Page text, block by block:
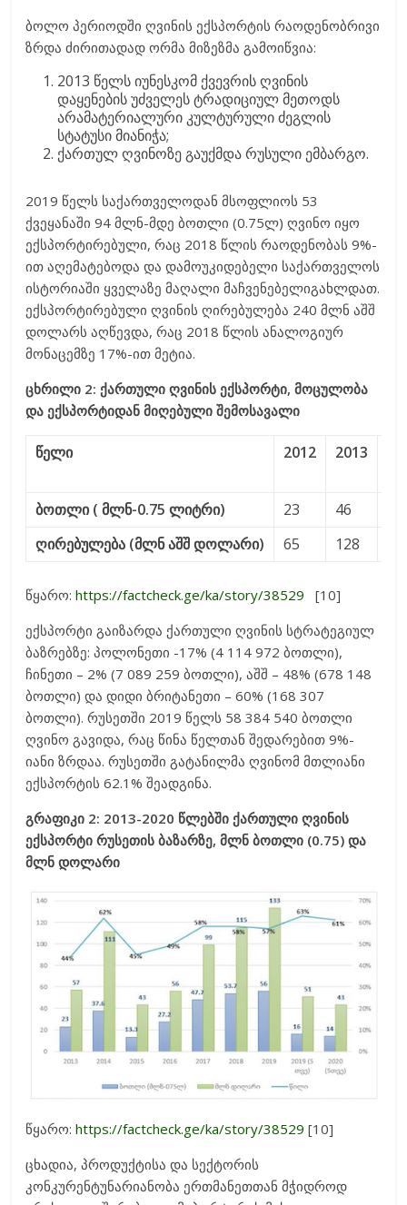
ბოლო პერიოდში ღვინის ექსპორტის რაოდენობრივი
ზრდა ძირითადად ორმა მიზეზმა გამოიწვია:
2013 წელს იუნესკომ ქვევრის ღვინის
დაყენების უძველეს ტრადიციულ მეთოდს
არამატერიალური კულტურული ძეგლის
სტატუსი მიანიჭა;
ქართულ ღვინოზე გაუქმდა რუსული ემბარგო.
2019 წელს საქართველოდან მსოფლიოს 53
ქვეყანაში 94 მლნ-მდე ბოთლი (0.75ლ) ღვინო იყო
ექსპორტირებული, რაც 2018 წლის რაოდენობას 9%-
ით აღემატებოდა და დამოუკიდებელი საქართველოს
ისტორიაში ყველაზე მაღალი მაჩვენებელიგახლდათ.
ექსპორტირებული ღვინის ღირებულება 240 მლნ აშშ
დოლარს აღწევდა, რაც 2018 წლის ანალოგიურ
მონაცემზე 17%-ით მეტია.
ცხრილი 2: ქართული ღვინის ექსპორტი, მოცულობა
და ექსპორტიდან მიღებული შემოსავალი
წელი 2012 2013
ბოთლი(მლნ-0.75ლიტრი) 23 46
ღირებულება (მლნაშშ დოლარი) 65 128
წყარო:https://factcheck.ge/ka/story/38529 [10]
ექსპორტი გაიზარდა ქართული ღვინის სტრატეგიულ
ბაზრებზე: პოლონეთი -17% (4 114 972 ბოთლი),
ჩინეთი – 2% (7 089 259 ბოთლი), აშშ – 48% (678 148
ბოთლი) და დიდი ბრიტანეთი – 60% (168 307
ბოთლი). რუსეთში 2019 წელს 58 384 540 ბოთლი
ღვინო გავიდა, რაც წინა წელთან შედარებით 9%-
იანი ზრდაა. რუსეთში გატანილმა ღვინომ მთლიანი
ექსპორტის 62.1% შეადგინა.
გრაფიკი 2: 2013-2020 წლებში ქართული ღვინის
ექსპორტი რუსეთის ბაზარზე, მლნ ბოთლი (0.75) და
მლნ დოლარი
წყარო:https://factcheck.ge/ka/story/38529 [10]
ცხადია, პროდუქტისა და სექტორის
კონკურენტუნარიანობა ერთმანეთთან მჭიდროდ